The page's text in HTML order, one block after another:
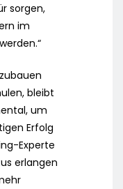
sorgen,
im
bleibt
um
Erfolg
Experte
erlangen